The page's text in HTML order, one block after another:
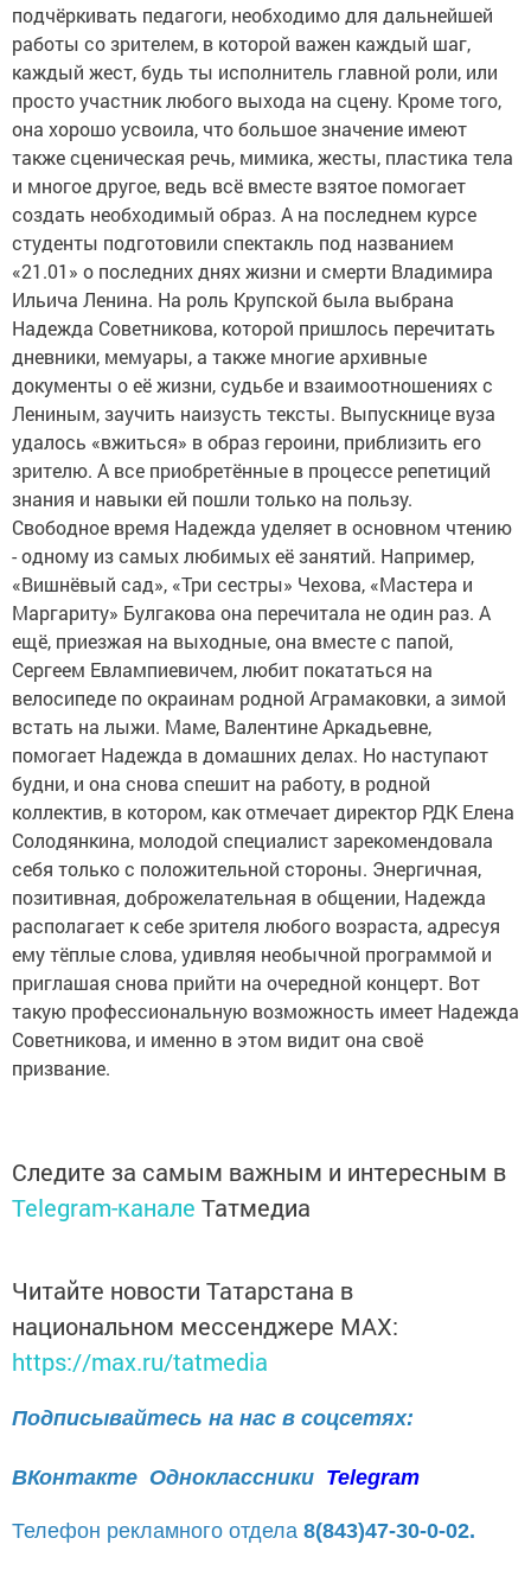
подчёркивать педагоги, необходимо для дальнейшей
работы со зрителем, в которой важен каждый шаг,
каждый жест, будь ты исполнитель главной роли, или
просто участник любого выхода на сцену. Кроме того,
она хорошо усвоила, что большое значение имеют
также сценическая речь, мимика, жесты, пластика тела
и многое другое, ведь всё вместе взятое помогает
создать необходимый образ. А на последнем курсе
студенты подготовили спектакль под названием
«21.01» о последних днях жизни и смерти Владимира
Ильича Ленина. На роль Крупской была выбрана
Надежда Советникова, которой пришлось перечитать
дневники, мемуары, а также многие архивные
документы о её жизни, судьбе и взаимоотношениях с
Лениным, заучить наизусть тексты. Выпускнице вуза
удалось «вжиться» в образ героини, приблизить его
зрителю. А все приобретённые в процессе репетиций
знания и навыки ей пошли только на пользу.
Свободное время Надежда уделяет в основном чтению
- одному из самых любимых её занятий. Например,
«Вишнёвый сад», «Три сестры» Чехова, «Мастера и
Маргариту» Булгакова она перечитала не один раз. А
ещё, приезжая на выходные, она вместе с папой,
Сергеем Евлампиевичем, любит покататься на
велосипеде по окраинам родной Аграмаковки, а зимой
встать на лыжи. Маме, Валентине Аркадьевне,
помогает Надежда в домашних делах. Но наступают
будни, и она снова спешит на работу, в родной
коллектив, в котором, как отмечает директор РДК Елена
Солодянкина, молодой специалист зарекомендовала
себя только с положительной стороны. Энергичная,
позитивная, доброжелательная в общении, Надежда
располагает к себе зрителя любого возраста, адресуя
ему тёплые слова, удивляя необычной программой и
приглашая снова прийти на очередной концерт. Вот
такую профессиональную возможность имеет Надежда
Советникова, и именно в этом видит она своё
призвание.
Следите за самым важным и интересным в
Telegram-канале Татмедиа
Читайте новости Татарстана в
национальном мессенджере MАХ:
https://max.ru/tatmedia
Подписывайтесь на нас в соцсетях:
ВКонтакте Одноклассники Telegram
Телефон рекламного отдела 8(843)47-30-0-02.